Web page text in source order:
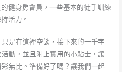
健身房會員，一些基本的徒手訓練
活力。
是在這裡空談，接下來的一千字
動，並且附上實用的小貼士，讓
無比。準備好了嗎？讓我們一起